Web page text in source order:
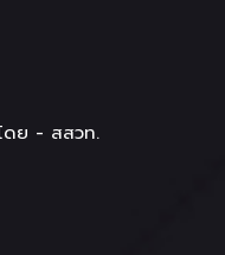
ดย - สสวท.